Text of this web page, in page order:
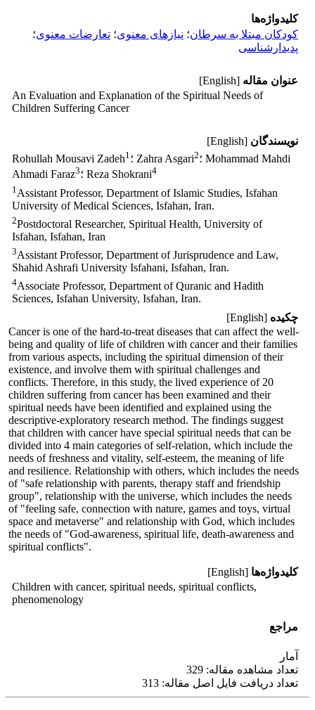
کلیدواژه‌ها
کودکان مبتلا به سرطان؛ نیازهای معنوی؛ تعارضات معنوی؛
پدیدارشناسی
عنوان مقاله [English]
An Evaluation and Explanation of the Spiritual Needs of
Children Suffering Cancer
نویسندگان [English]
Rohullah Mousavi Zadeh1 ؛ Zahra Asgari2؛ Mohammad Mahdi
Ahmadi Faraz3 ؛ Reza Shokrani4
1 Assistant Professor, Department of Islamic Studies, Isfahan
University of Medical Sciences, Isfahan, Iran.
2Postdoctoral Researcher, Spiritual Health, University of
Isfahan, Isfahan, Iran
3Assistant Professor, Department of Jurisprudence and Law,
Shahid Ashrafi University Isfahani, Isfahan, Iran.
4Associate Professor, Department of Quranic and Hadith
Sciences, Isfahan University, Isfahan, Iran.
چکیده [English]
Cancer is one of the hard-to-treat diseases that can affect the well-
being and quality of life of children with cancer and their families
from various aspects, including the spiritual dimension of their
existence, and involve them with spiritual challenges and
conflicts. Therefore, in this study, the lived experience of 20
children suffering from cancer has been examined and their
spiritual needs have been identified and explained using the
descriptive-exploratory research method. The findings suggest
that children with cancer have special spiritual needs that can be
divided into 4 main categories of self-relation, which include the
needs of freshness and vitality, self-esteem, the meaning of life
and resilience. Relationship with others, which includes the needs
of "safe relationship with parents, therapy staff and friendship
group", relationship with the universe, which includes the needs
of "feeling safe, connection with nature, games and toys, virtual
space and metaverse" and relationship with God, which includes
the needs of "God-awareness, spiritual life, death-awareness and
spiritual conflicts".
کلیدواژه‌ها [English]
Children with cancer, spiritual needs, spiritual conflicts,
phenomenology
مراجع
آمار
تعداد مشاهده مقاله: 329
تعداد دریافت فایل اصل مقاله: 313